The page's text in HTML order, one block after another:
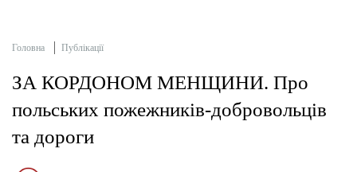
Головна Публікації
ЗА КОРДОНОМ МЕНЩИНИ. Про
польських пожежників-добровольців
та дороги